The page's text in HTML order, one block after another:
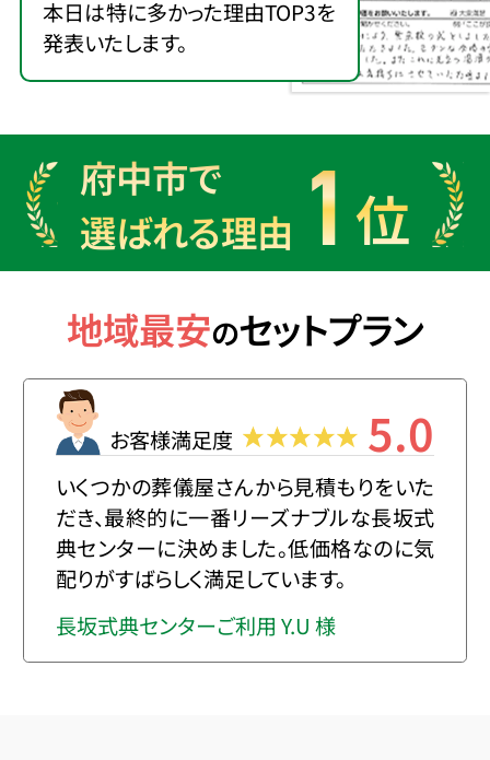
本日は特に多かった理由TOP3を
発表いたします。
府中市で
選ばれる理由 1 位
地域最安のセットプラン
お客様満足度 5.0
いくつかの葬儀屋さんから見積もりをいた
だき、最終的に一番リーズナブルな長坂式
典センターに決めました。低価格なのに気
配りがすばらしく満足しています。
長坂式典センターご利用 Y.U 様